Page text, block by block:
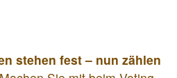
stehen fest – nun zählen